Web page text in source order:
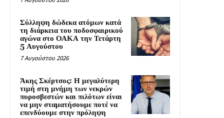
Σύλληψη δώδεκα ατόμων κατά
τη διάρκεια του ποδοσφαιρικού
αγώνα στο ΟΑΚΑ την Τετάρτη
5 Αυγούστου
7 Αυγούστου 2026
Άκης Σκέρτσος: Η μεγαλύτερη
τιμή στη μνήμη των νεκρών
πυροσβεστών και πιλότων είναι
να μην σταματήσουμε ποτέ να
επενδύουμε στην πρόληψη